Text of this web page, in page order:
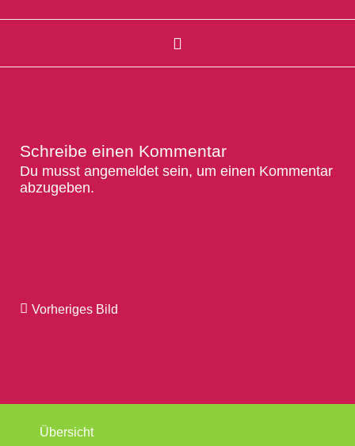
Schreibe einen Kommentar
Du musst angemeldet sein, um einen Kommentar
abzugeben.
Vorheriges Bild
Übersicht